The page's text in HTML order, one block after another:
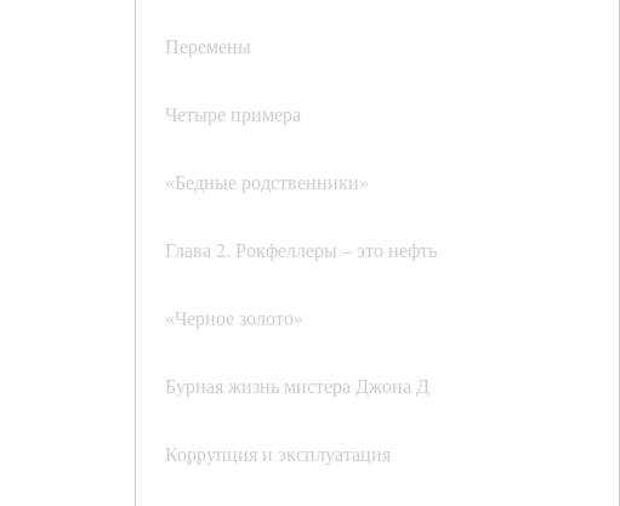
Перемены
Четыре примера
«Бедные родственники»
Глава 2. Рокфеллеры – это нефть
«Черное золото»
Бурная жизнь мистера Джона Д
Коррупция и эксплуатация